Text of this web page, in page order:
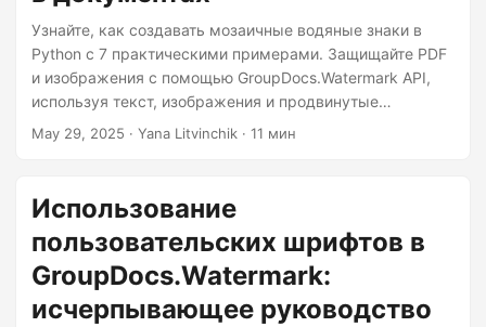
Узнайте, как создавать мозаичные водяные знаки в
Python с 7 практическими примерами. Защищайте PDF
и изображения с помощью GroupDocs.Watermark API,
используя текст, изображения и продвинутые
мозаичные шаблоны.
May 29, 2025 · Yana Litvinchik · 11 мин
Использование
пользовательских шрифтов в
GroupDocs.Watermark:
исчерпывающее руководство